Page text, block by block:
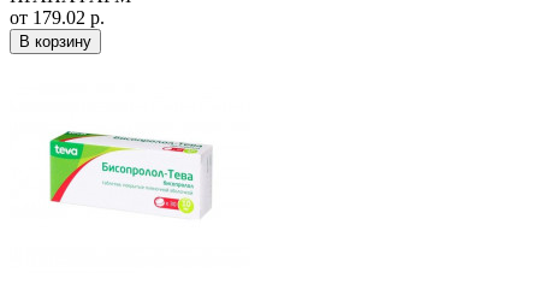
от 179.02 р.
В корзину